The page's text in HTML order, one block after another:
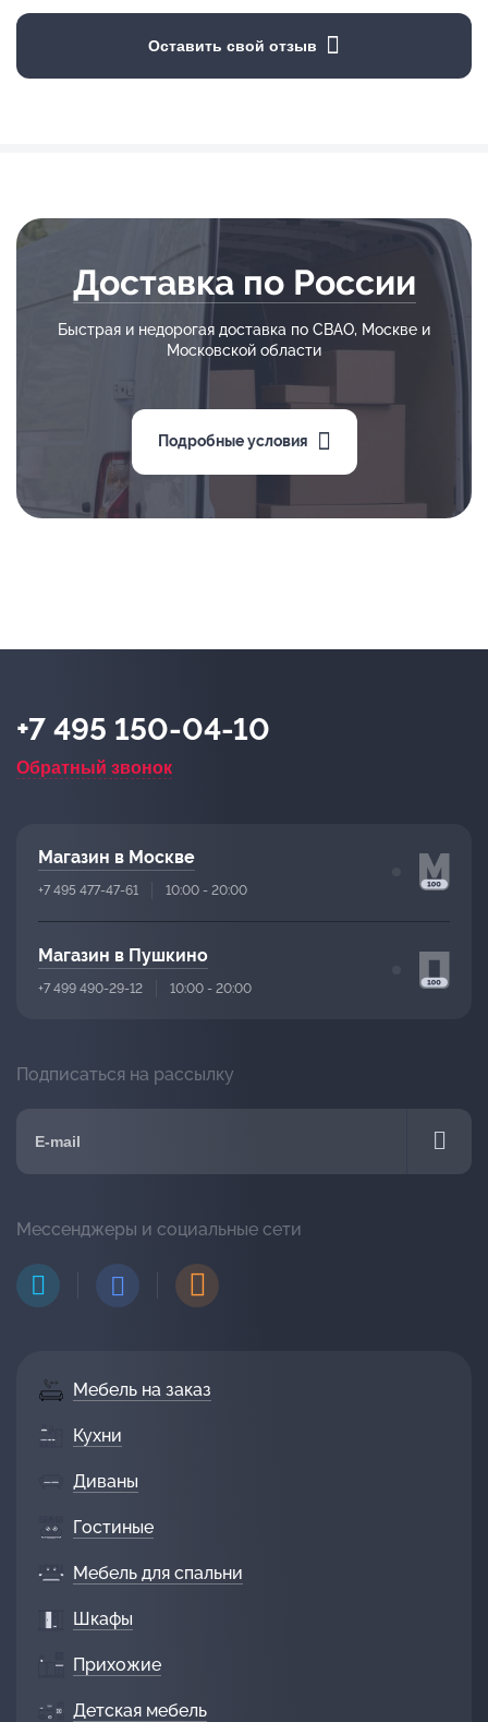
Оставить свой отзыв
Доставка по России
Быстрая и недорогая доставка по СВАО, Москве и
Московской области
Подробные условия
Мебель на заказ
Кухни
Диваны
Гостиные
Мебель для спальни
Шкафы
Прихожие
Детская мебель
+7 495 150-04-10
Обратный звонок
Магазин в Москве
+7 495 477-47-61 10:00 - 20:00
Магазин в Пушкино
+7 499 490-29-12 10:00 - 20:00
Подписаться на рассылку
Мессенджеры и социальные сети